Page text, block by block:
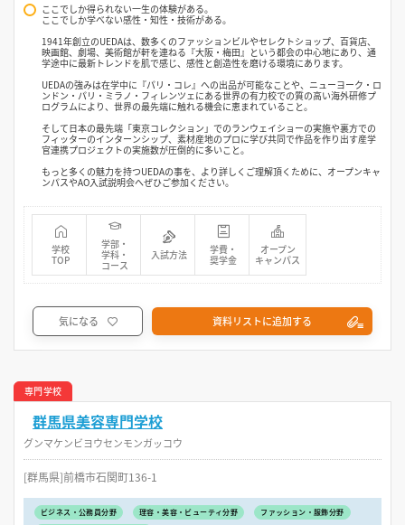
ここでしか得られない一生の体験がある。
ここでしか学べない感性・知性・技術がある。
1941年創立のUEDAは、数多くのファッションビルやセレクトショップ、百貨店、
映画館、劇場、美術館が軒を連ねる『大阪・梅田』という都会の中心地にあり、通
学途中に最新トレンドを肌で感じ、感性と創造性を磨ける環境にあります。
UEDAの強みは在学中に『パリ・コレ』への出品が可能なことや、ニューヨーク・ロ
ンドン・パリ・ミラノ・フィレンツェにある世界の有力校での質の高い海外研修プ
ログラムにより、世界の最先端に触れる機会に恵まれていること。
そして日本の最先端「東京コレクション」でのランウェイショーの実施や裏方での
フィッターのインターンシップ、素材産地のプロに学び共同で作品を作り出す産学
官連携プロジェクトの実施数が圧倒的に多いこと。
もっと多くの魅力を持つUEDAの事を、より詳しくご理解頂くために、オープンキャ
ンパスやAO入試説明会へぜひご参加ください。
学校
TOP
学部・
学科・
コース
入試方法
学費・
奨学金
オープン
キャンパス
気になる 資料リストに追加する
専門学校
群馬県美容専門学校
グンマケンビヨウセンモンガッコウ
[群馬県]前橋市石関町136-1
ビジネス・公務員分野 理容・美容・ビューティ分野
ファッション・服飾分野